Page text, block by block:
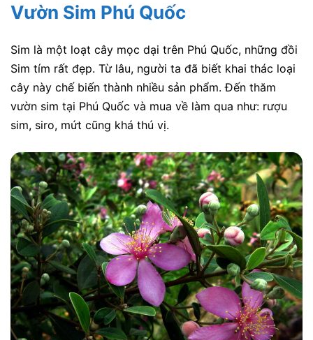
Vườn Sim Phú Quốc
Sim là một loạt cây mọc dại trên Phú Quốc, những đồi
Sim tím rất đẹp. Từ lâu, người ta đã biết khai thác loại
cây này chế biến thành nhiều sản phẩm. Đến thăm
vườn sim tại Phú Quốc và mua về làm qua như: rượu
sim, siro, mứt cũng khá thú vị.